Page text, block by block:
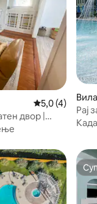
Просечна
5,0 (4)
двор |
Рај
Када
на гостите“